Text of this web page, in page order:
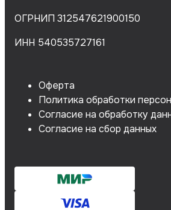
ОГРНИП 312547621900150
ИНН 540535727161
Оферта
Политика обработки
Согласие на обработку
Согласие на сбор данных